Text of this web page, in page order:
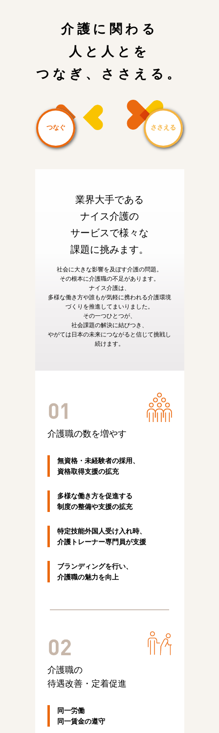
介護に関わる
人と人とを
つなぎ、ささえる。
つなぐ ささえる
業界大手である
ナイス介護の
サービスで様々な
課題に挑みます。
社会に大きな影響を及ぼす介護の問題。
その根本に介護職の不足があります。
ナイス介護は、
多様な働き方や誰もが気軽に携われる介護環境
づくりを推進してまいりました。
その一つひとつが、
社会課題の解決に結びつき、
やがては日本の未来につながると信じて挑戦し
続けます。
介護職の数を増やす
無資格・未経験者の採用、
資格取得支援の拡充
多様な働き方を促進する
制度の整備や支援の拡充
特定技能外国人受け入れ時、
介護トレーナー専門員が支援
ブランディングを行い、
介護職の魅力を向上
介護職の
待遇改善・定着促進
同一労働
同一賃金の遵守